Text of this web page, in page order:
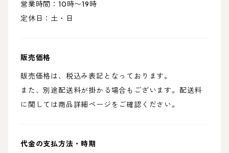
営業時間：10時〜19時
定休日：土・日
販売価格
販売価格は、税込み表記となっております。
また、別途配送料が掛かる場合もございます。配送料
に関しては商品詳細ページをご確認ください。
代金の支払方法・時期